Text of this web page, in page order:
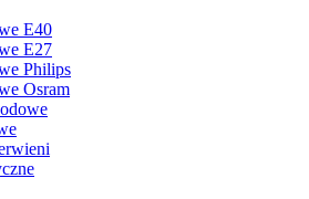
E40
E27
Philips
Osram